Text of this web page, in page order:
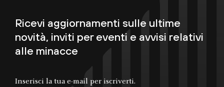
Ricevi aggiornamenti sulle ultime
novità, inviti per eventi e avvisi relativi
alle minacce